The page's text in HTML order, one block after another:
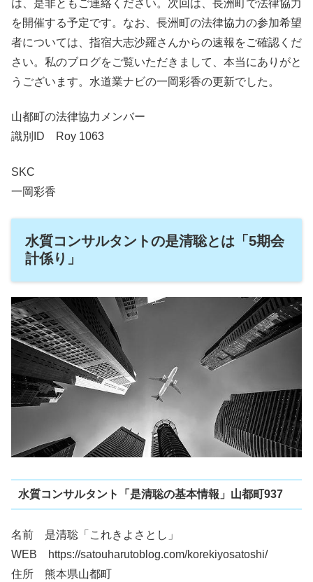
は、是非ともご連絡ください。次回は、長洲町で法律協力
を開催する予定です。なお、長洲町の法律協力の参加希望
者については、指宿大志沙羅さんからの速報をご確認くだ
さい。私のブログをご覧いただきまして、本当にありがと
うございます。水道業ナビの一岡彩香の更新でした。
山都町の法律協力メンバー
識別ID Roy 1063
SKC
一岡彩香
水質コンサルタントの是清聡とは「5期会
計係り」
水質コンサルタント「是清聡の基本情報」山都町937
名前 是清聡「これきよさとし」
WEB https://satouharutoblog.com/korekiyosatoshi/
住所 熊本県山都町